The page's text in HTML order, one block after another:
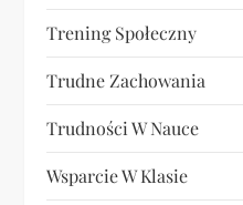
Trening Społeczny
Trudne Zachowania
Trudności W Nauce
Wsparcie W Klasie